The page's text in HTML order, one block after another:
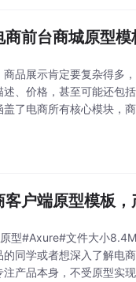
前台商城原型模
品展示肯定要复杂得多
、价格，甚至可能还包
了电商所有核心模块，
户端原型模板，
型#Axure#文件大小
同学或者想深入了解电
产品本身，不受原型实